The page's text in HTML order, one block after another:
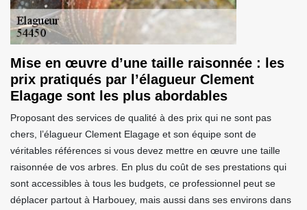
Mise en œuvre d’une taille raisonnée : les
prix pratiqués par l’élagueur Clement
Elagage sont les plus abordables
Proposant des services de qualité à des prix qui ne sont pas
chers, l’élagueur Clement Elagage et son équipe sont de
véritables références si vous devez mettre en œuvre une taille
raisonnée de vos arbres. En plus du coût de ses prestations qui
sont accessibles à tous les budgets, ce professionnel peut se
déplacer partout à Harbouey, mais aussi dans ses environs dans